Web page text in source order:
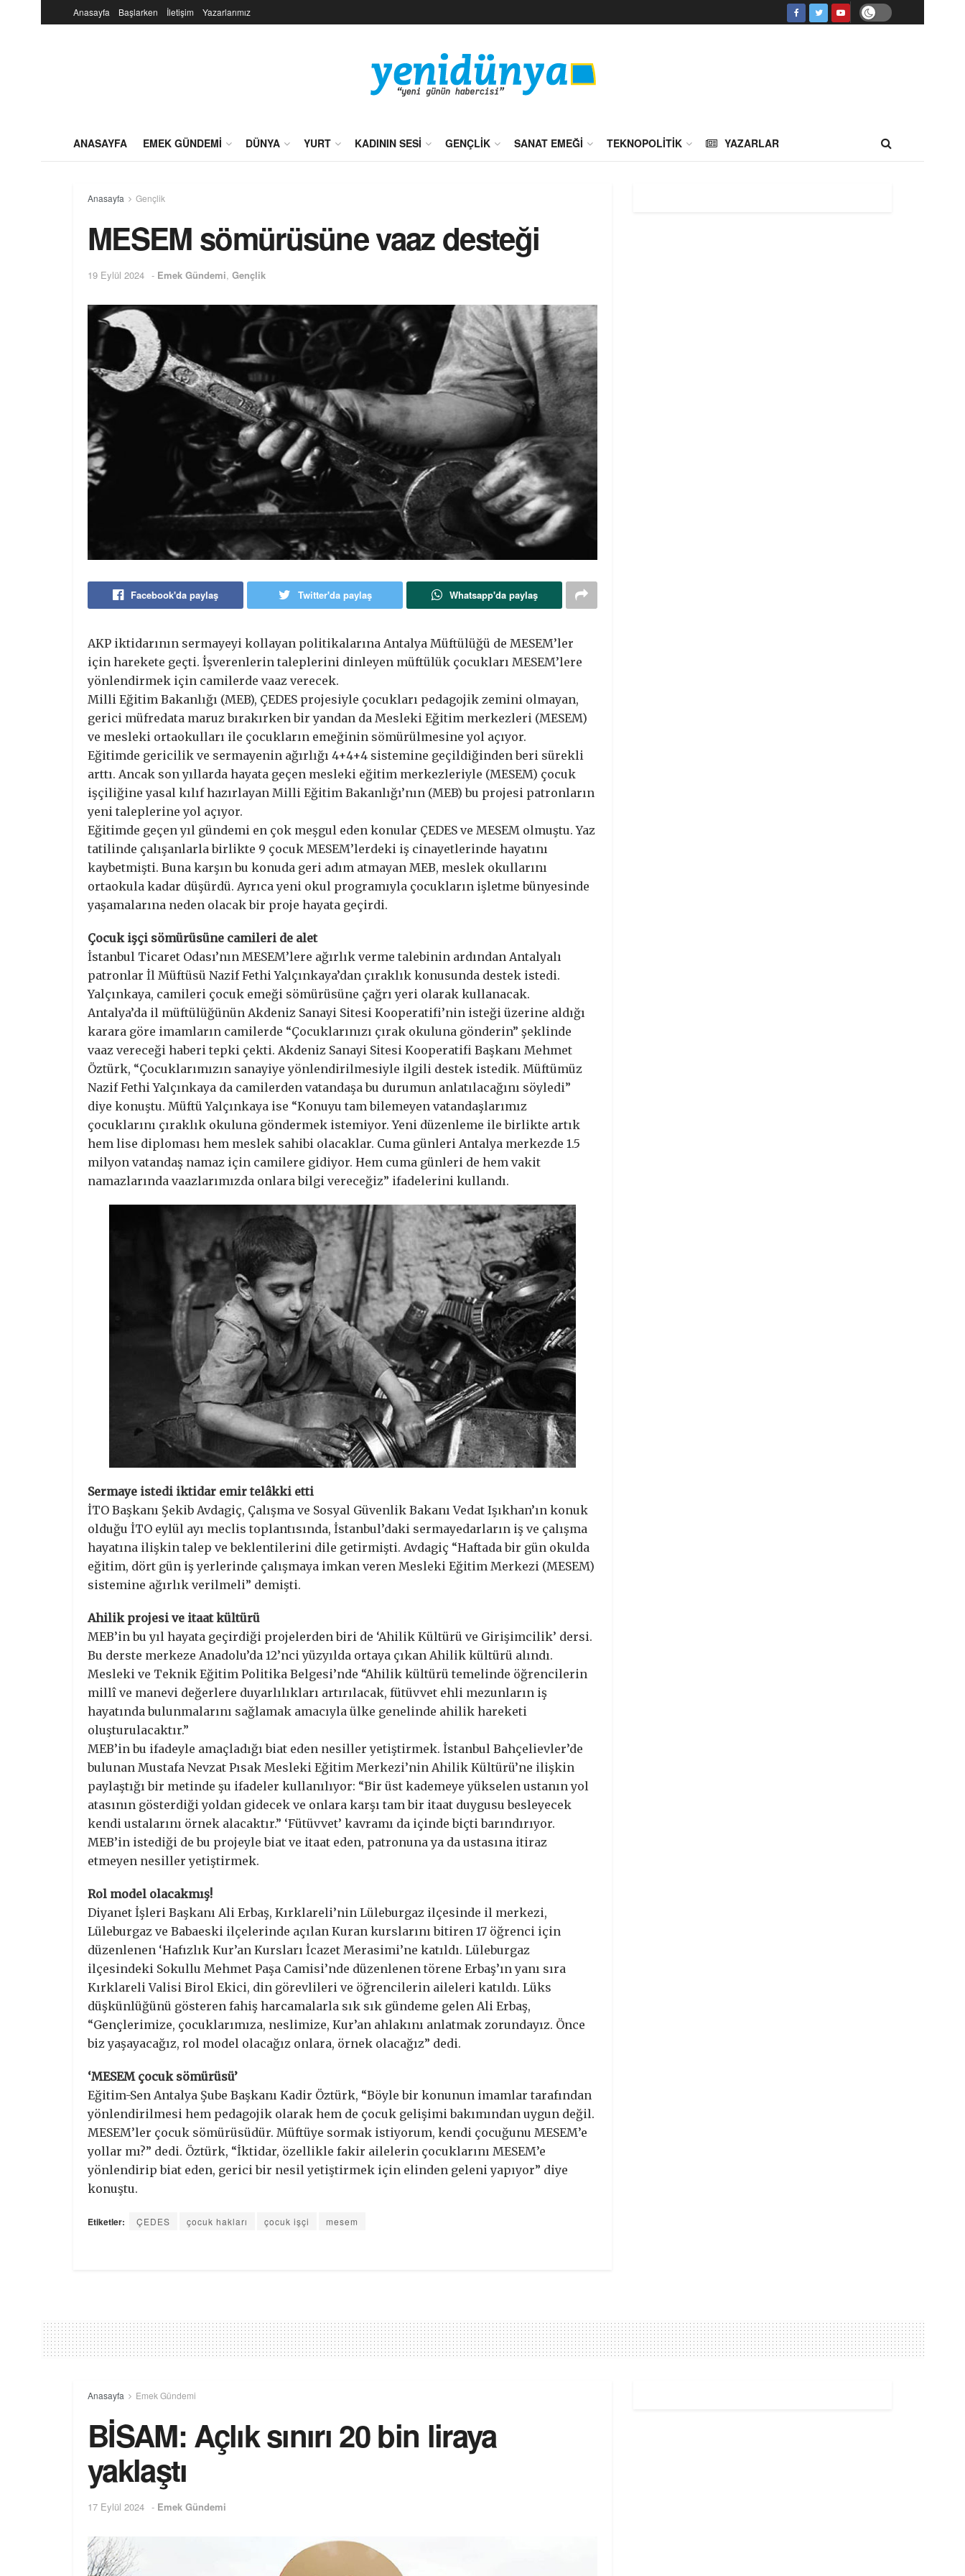
Anasayfa Başlarken İletişim Yazarlarımız
ANASAYFA EMEK GÜNDEMI DÜNYA YURT KADININ SESI GENÇLIK SANAT EMEĞI TEKNOPOLITIK YAZARLAR
Anasayfa Gençlik
MESEM sömürüsüne vaaz desteği
19 Eylül 2024 - Emek Gündemi, Gençlik
Facebook'da paylaş Twitter'da paylaş Whatsapp'da paylaş
AKP iktidarının sermayeyi kollayan politikalarına Antalya Müftülüğü de MESEM’ler
için harekete geçti. İşverenlerin taleplerini dinleyen müftülük çocukları MESEM’lere
yönlendirmek için camilerde vaaz verecek.
Milli Eğitim Bakanlığı (MEB), ÇEDES projesiyle çocukları pedagojik zemini olmayan,
gerici müfredata maruz bırakırken bir yandan da Mesleki Eğitim merkezleri (MESEM)
ve mesleki ortaokulları ile çocukların emeğinin sömürülmesine yol açıyor.
Eğitimde gericilik ve sermayenin ağırlığı 4+4+4 sistemine geçildiğinden beri sürekli
arttı. Ancak son yıllarda hayata geçen mesleki eğitim merkezleriyle (MESEM) çocuk
işçiliğine yasal kılıf hazırlayan Milli Eğitim Bakanlığı’nın (MEB) bu projesi patronların
yeni taleplerine yol açıyor.
Eğitimde geçen yıl gündemi en çok meşgul eden konular ÇEDES ve MESEM olmuştu. Yaz
tatilinde çalışanlarla birlikte 9 çocuk MESEM’lerdeki iş cinayetlerinde hayatını
kaybetmişti. Buna karşın bu konuda geri adım atmayan MEB, meslek okullarını
ortaokula kadar düşürdü. Ayrıca yeni okul programıyla çocukların işletme bünyesinde
yaşamalarına neden olacak bir proje hayata geçirdi.
Çocuk işçi sömürüsüne camileri de alet
İstanbul Ticaret Odası’nın MESEM’lere ağırlık verme talebinin ardından Antalyalı
patronlar İl Müftüsü Nazif Fethi Yalçınkaya’dan çıraklık konusunda destek istedi.
Yalçınkaya, camileri çocuk emeği sömürüsüne çağrı yeri olarak kullanacak.
Antalya’da il müftülüğünün Akdeniz Sanayi Sitesi Kooperatifi’nin isteği üzerine aldığı
karara göre imamların camilerde “Çocuklarınızı çırak okuluna gönderin” şeklinde
vaaz vereceği haberi tepki çekti. Akdeniz Sanayi Sitesi Kooperatifi Başkanı Mehmet
Öztürk, “Çocuklarımızın sanayiye yönlendirilmesiyle ilgili destek istedik. Müftümüz
Nazif Fethi Yalçınkaya da camilerden vatandaşa bu durumun anlatılacağını söyledi”
diye konuştu. Müftü Yalçınkaya ise “Konuyu tam bilemeyen vatandaşlarımız
çocuklarını çıraklık okuluna göndermek istemiyor. Yeni düzenleme ile birlikte artık
hem lise diploması hem meslek sahibi olacaklar. Cuma günleri Antalya merkezde 1.5
milyon vatandaş namaz için camilere gidiyor. Hem cuma günleri de hem vakit
namazlarında vaazlarımızda onlara bilgi vereceğiz” ifadelerini kullandı.
Sermaye istedi iktidar emir telâkki etti
İTO Başkanı Şekib Avdagiç, Çalışma ve Sosyal Güvenlik Bakanı Vedat Işıkhan’ın konuk
olduğu İTO eylül ayı meclis toplantısında, İstanbul’daki sermayedarların iş ve çalışma
hayatına ilişkin talep ve beklentilerini dile getirmişti. Avdagiç “Haftada bir gün okulda
eğitim, dört gün iş yerlerinde çalışmaya imkan veren Mesleki Eğitim Merkezi (MESEM)
sistemine ağırlık verilmeli” demişti.
Ahilik projesi ve itaat kültürü
MEB’in bu yıl hayata geçirdiği projelerden biri de ‘Ahilik Kültürü ve Girişimcilik’ dersi.
Bu derste merkeze Anadolu’da 12’nci yüzyılda ortaya çıkan Ahilik kültürü alındı.
Mesleki ve Teknik Eğitim Politika Belgesi’nde “Ahilik kültürü temelinde öğrencilerin
millî ve manevi değerlere duyarlılıkları artırılacak, fütüvvet ehli mezunların iş
hayatında bulunmalarını sağlamak amacıyla ülke genelinde ahilik hareketi
oluşturulacaktır.”
MEB’in bu ifadeyle amaçladığı biat eden nesiller yetiştirmek. İstanbul Bahçelievler’de
bulunan Mustafa Nevzat Pısak Mesleki Eğitim Merkezi’nin Ahilik Kültürü’ne ilişkin
paylaştığı bir metinde şu ifadeler kullanılıyor: “Bir üst kademeye yükselen ustanın yol
atasının gösterdiği yoldan gidecek ve onlara karşı tam bir itaat duygusu besleyecek
kendi ustalarını örnek alacaktır.” ‘Fütüvvet’ kavramı da içinde biçti barındırıyor.
MEB’in istediği de bu projeyle biat ve itaat eden, patronuna ya da ustasına itiraz
etmeyen nesiller yetiştirmek.
Rol model olacakmış!
Diyanet İşleri Başkanı Ali Erbaş, Kırklareli’nin Lüleburgaz ilçesinde il merkezi,
Lüleburgaz ve Babaeski ilçelerinde açılan Kuran kurslarını bitiren 17 öğrenci için
düzenlenen ‘Hafızlık Kur’an Kursları İcazet Merasimi’ne katıldı. Lüleburgaz
ilçesindeki Sokullu Mehmet Paşa Camisi’nde düzenlenen törene Erbaş’ın yanı sıra
Kırklareli Valisi Birol Ekici, din görevlileri ve öğrencilerin aileleri katıldı. Lüks
düşkünlüğünü gösteren fahiş harcamalarla sık sık gündeme gelen Ali Erbaş,
“Gençlerimize, çocuklarımıza, neslimize, Kur’an ahlakını anlatmak zorundayız. Önce
biz yaşayacağız, rol model olacağız onlara, örnek olacağız” dedi.
‘MESEM çocuk sömürüsü’
Eğitim-Sen Antalya Şube Başkanı Kadir Öztürk, “Böyle bir konunun imamlar tarafından
yönlendirilmesi hem pedagojik olarak hem de çocuk gelişimi bakımından uygun değil.
MESEM’ler çocuk sömürüsüdür. Müftüye sormak istiyorum, kendi çocuğunu MESEM’e
yollar mı?” dedi. Öztürk, “İktidar, özellikle fakir ailelerin çocuklarını MESEM’e
yönlendirip biat eden, gerici bir nesil yetiştirmek için elinden geleni yapıyor” diye
konuştu.
Etiketler: ÇEDES çocuk hakları çocuk işçi mesem
Anasayfa Emek Gündemi
BİSAM: Açlık sınırı 20 bin liraya
yaklaştı
17 Eylül 2024 - Emek Gündemi